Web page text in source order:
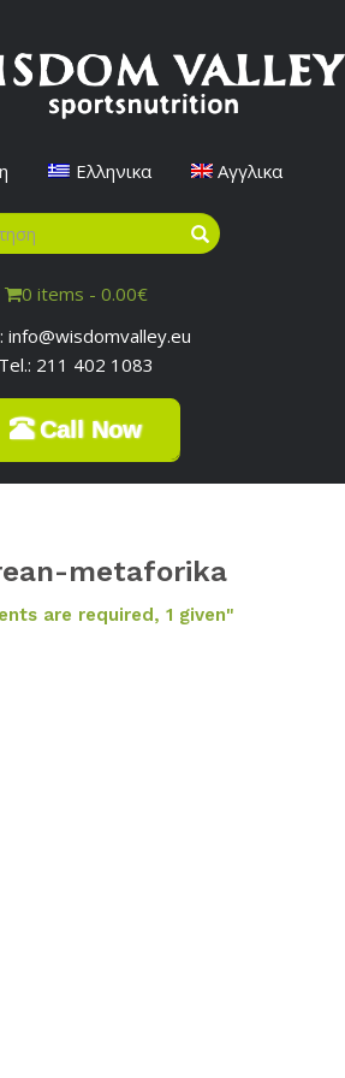
Ελληνικα Αγγλικα
0 items - 0.00€
info@wisdomvalley.eu
Tel.: 211 402 1083
Call Now
metaforika
are required, 1 given"